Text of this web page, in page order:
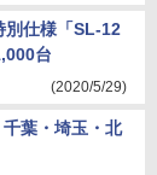
仕様「SL-12
台
(2020/5/29)
葉・埼玉・北